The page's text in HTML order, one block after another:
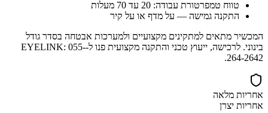
טווח טמפרטורת עבודה: 20 עד 70 מעלות
התקנה גמישה — על מדף או על קיר
המכשיר מתאים למתקינים מקצועיים ולמערכות אבטחה בסדר גודל
בינוני. לרכישה, ייעוץ טכני והתקנה מקצועית פנו ל-EYELINK: 055-
264-2642.
אחריות מלאה
אחריות יצרן